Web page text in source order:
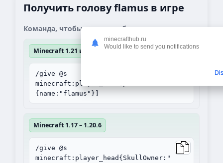
Получить голову flamus в игре
Команда, чтобы получить блок:
Minecraft 1.21 и выше
/give @s
minecraft:player_head[profile=
{name:"flamus"}]
Minecraft 1.17 – 1.20.6
/give @s
minecraft:player_head{SkullOwner:"
minecrafthub.ru
Would like to send you notifications